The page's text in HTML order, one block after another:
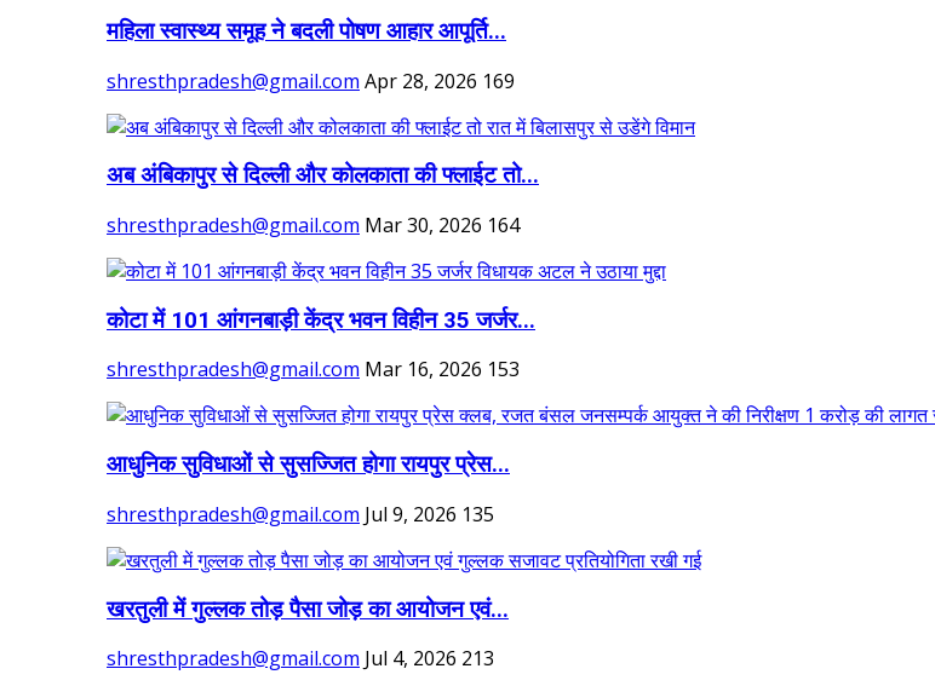
महिला स्वास्थ्य समूह ने बदली पोषण आहार आपूर्ति...
shresthpradesh@gmail.com Apr 28, 2026 169
अब अंबिकापुर से दिल्ली और कोलकाता की फ्लाईट तो...
shresthpradesh@gmail.com Mar 30, 2026 164
कोटा में 101 आंगनबाड़ी केंद्र भवन विहीन 35 जर्जर...
shresthpradesh@gmail.com Mar 16, 2026 153
आधुनिक सुविधाओं से सुसज्जित होगा रायपुर प्रेस...
shresthpradesh@gmail.com Jul 9, 2026 135
खरतुली में गुल्लक तोड़ पैसा जोड़ का आयोजन एवं...
shresthpradesh@gmail.com Jul 4, 2026 213